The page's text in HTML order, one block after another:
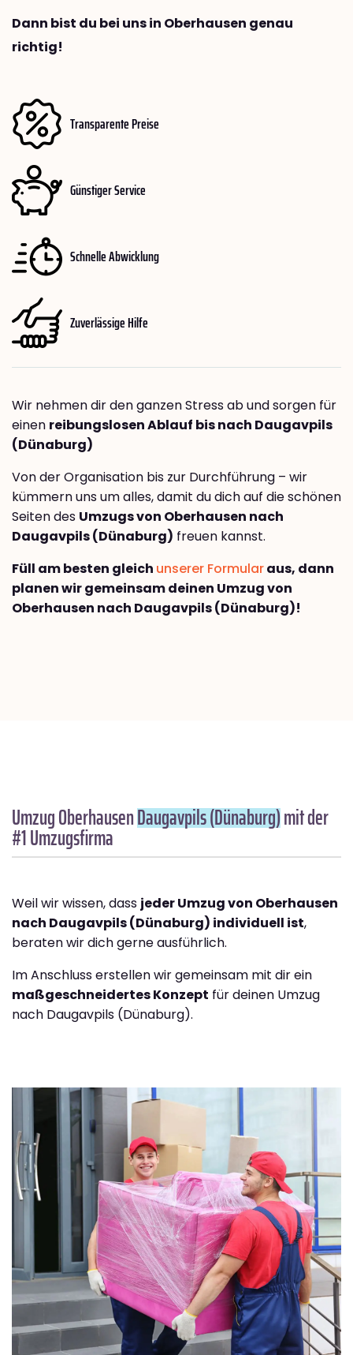
Dann bist du bei uns in Oberhausen genau
richtig!
Transparente Preise
Günstiger Service
Schnelle Abwicklung
Zuverlässige Hilfe
Wir nehmen dir den ganzen Stress ab und sorgen für
einen reibungslosen Ablauf bis nach Daugavpils
(Dünaburg)
Von der Organisation bis zur Durchführung – wir
kümmern uns um alles, damit du dich auf die schönen
Seiten des Umzugs von Oberhausen nach
Daugavpils (Dünaburg) freuen kannst.
Füll am besten gleich unserer Formularaus, dann
planen wir gemeinsam deinen Umzug von
Oberhausen nach Daugavpils (Dünaburg)!
Umzug OberhausenDaugavpils (Dünaburg)mit der
#1 Umzugsfirma
Weil wir wissen, dass jeder Umzug von Oberhausen
nach Daugavpils (Dünaburg) individuell ist,
beraten wir dich gerne ausführlich.
Im Anschluss erstellen wir gemeinsam mit dir ein
maßgeschneidertes Konzept für deinen Umzug
nach Daugavpils (Dünaburg).